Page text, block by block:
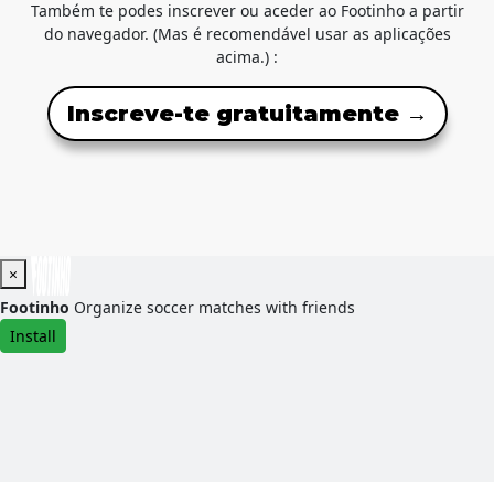
Também te podes inscrever ou aceder ao Footinho a partir
do navegador. (Mas é recomendável usar as aplicações
acima.) :
Inscreve-te gratuitamente →
×
Footinho Organize soccer matches with friends
Install